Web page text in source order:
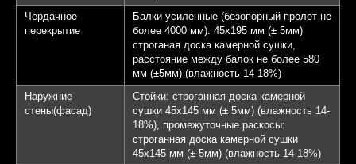
Чердачное
перекрытие
Балки усиленные (безопорный пролет не
более 4000 мм): 45х195 мм (± 5мм)
строганая доска камерной сушки,
расстояние между балок не более 580
мм (±5мм) (влажность 14-18%)
Наружние
стены(фасад)
Стойки: строганная доска камерной
сушки 45х145 мм (± 5мм) (влажность 14-
18%), промежуточные раскосы:
строганная доска камерной сушки
45х145 мм (± 5мм) (влажность 14-18%)